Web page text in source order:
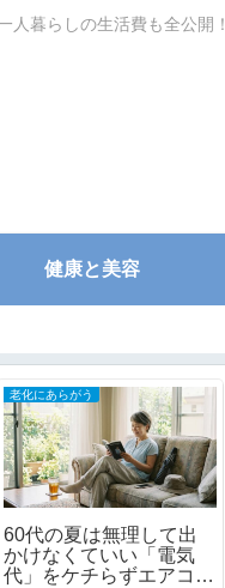
暮らしの生活費も全公開！
健康と美容
自分で家のメンテナンスDIY
紫外線に弱い置き配ボッ
クスがボロボロになっ
た 次こそはどんなのに